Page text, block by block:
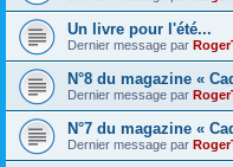
Un livre pour l'été...
Dernier message par
N°8 du magazine «
Dernier message par
N°7 du magazine «
Dernier message par